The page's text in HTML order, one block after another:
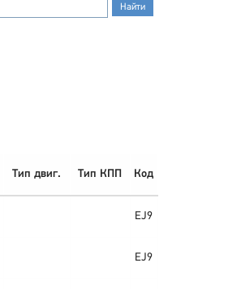
Тип двиг. Тип КПП Код
EJ9
EJ9